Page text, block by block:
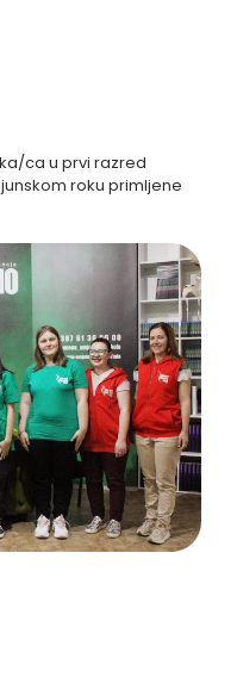
ca u prvi razred
roku primljene